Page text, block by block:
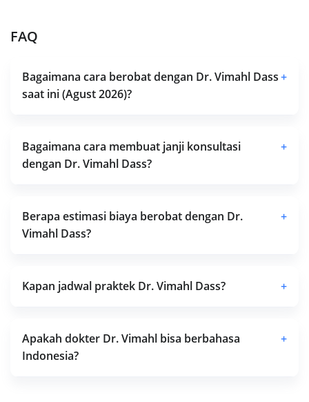
FAQ
Bagaimana cara berobat dengan Dr. Vimahl Dass
saat ini (Agust 2026)?
+
Bagaimana cara membuat janji konsultasi
dengan Dr. Vimahl Dass?
+
Berapa estimasi biaya berobat dengan Dr.
Vimahl Dass?
+
Kapan jadwal praktek Dr. Vimahl Dass? +
Apakah dokter Dr. Vimahl bisa berbahasa
Indonesia?
+